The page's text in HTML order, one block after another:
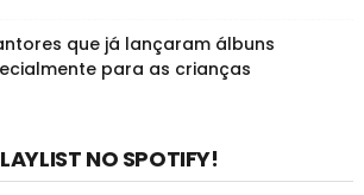
que já lançaram álbuns
para as crianças
NO SPOTIFY!